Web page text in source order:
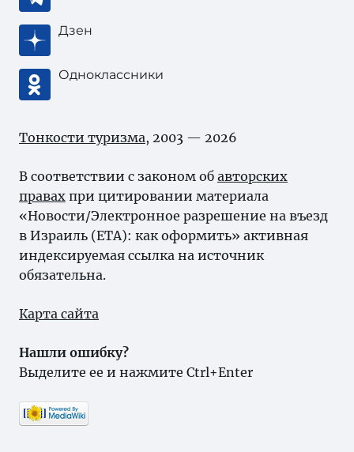
Дзен
Одноклассники
Тонкости туризма, 2003 — 2026
В соответствии с законом об авторских
правах при цитировании материала
«Новости/Электронное разрешение на въезд
в Израиль (ETA): как оформить» активная
индексируемая ссылка на источник
обязательна.
Карта сайта
Нашли ошибку?
Выделите ее и нажмите Ctrl+Enter